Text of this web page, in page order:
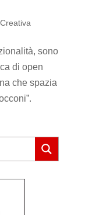
sono
di open
che spazia